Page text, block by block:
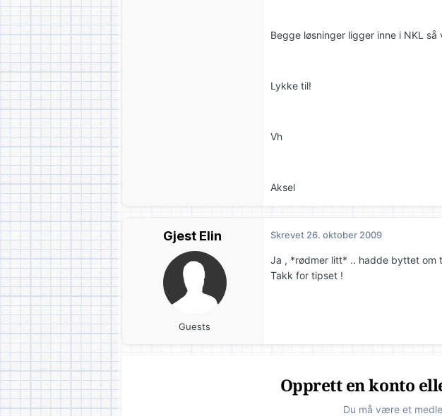
Begge løsninger ligger inne i NKL
Lykke til!
Vh
Aksel
Gjest Elin
Guests
Skrevet 26. oktober 2009
Ja , *rødmer litt* .. hadde byttet om
Takk for tipset !
Opprett en konto
Du må være et